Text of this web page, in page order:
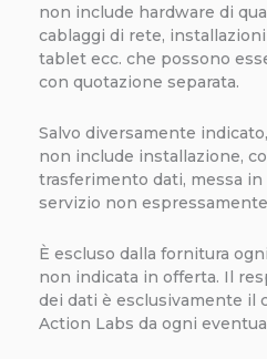
non include hardware di
cablaggi di rete,
tablet ecc. che possono
con quotazione separata.
Salvo diversamente
non include installazione,
trasferimento dati, messa
servizio non
È escluso dalla fornitura
non indicata in offerta. Il
dei dati è esclusivamente il
Action Labs da ogni